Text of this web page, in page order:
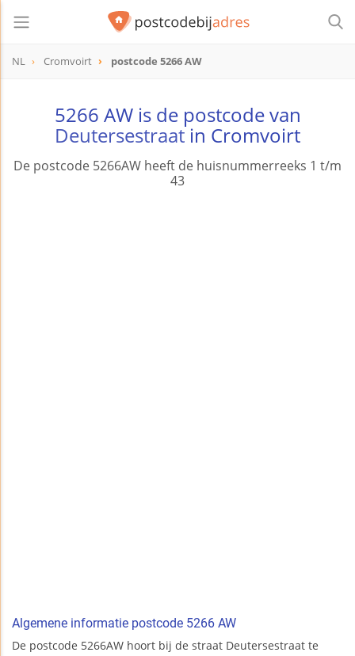
NL Cromvoirt postcode 5266 AW
5266 AW is de postcode van
Deutersestraatin Cromvoirt
De postcode 5266AW heeft de huisnummerreeks 1 t/m
43
Algemene informatie postcode 5266 AW
De postcode 5266AW hoort bij de straat Deutersestraat te